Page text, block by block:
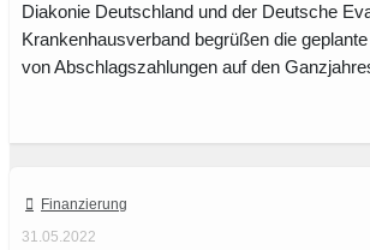
Diakonie Deutschland und der Deutsche
Krankenhausverband begrüßen die
von Abschlagszahlungen auf den
Finanzierung
31.05.2022